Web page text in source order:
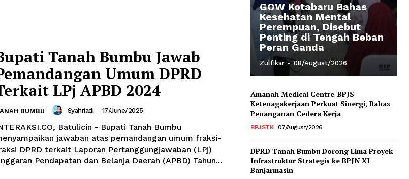
Tanah Bumbu Jawab
Umum DPRD
LPj APBD 2024
BUMBU Syahriadi - 17/June/2025
Batulicin - Bupati Tanah Bumbu
jawaban atas pemandangan umum fraksi-
DPRD terkait Laporan Pertanggungjawaban (LPj)
Pendapatan dan Belanja Daerah (APBD) Tahun...
GOW Kotabaru Bahas
Kesehatan Mental
Perempuan, Disebut
Penting di Tengah Beban
Peran Ganda
Zulfikar - 08/August/2026
Amanah Medical Centre-BPJS
Ketenagakerjaan Perkuat Sinergi, Bahas
Penanganan Cedera Kerja
BPJSTK 07/August/2026
DPRD Tanah Bumbu Dorong Lima Proyek
Infrastruktur Strategis ke BPJN XI
Banjarmasin